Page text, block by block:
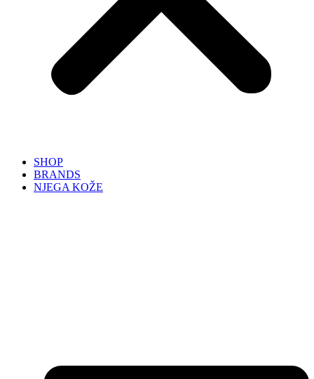
SHOP
BRANDS
NJEGA KOŽE